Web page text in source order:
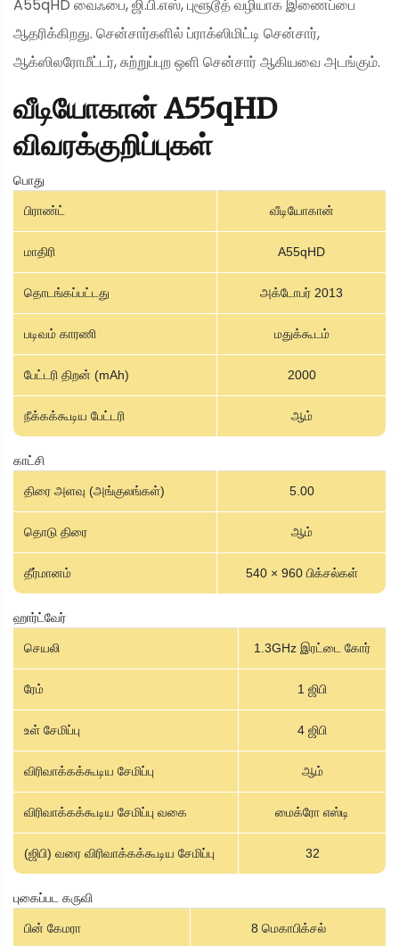
A55qHD வைஃபை, ஜி.பி.எஸ், புளூடூத் வழியாக இணைப்பை
ஆதரிக்கிறது. சென்சார்களில் ப்ராக்ஸிமிட்டி சென்சார்,
ஆக்ஸிலரோமீட்டர், சுற்றுப்புற ஒளி சென்சார் ஆகியவை அடங்கும்.
வீடியோகான் A55qHD
விவரக்குறிப்புகள்
பொது
பிராண்ட் வீடியோகான்
மாதிரி A55qHD
தொடங்கப்பட்டது அக்டோபர் 2013
படிவம் காரணி மதுக்கூடம்
பேட்டரி திறன் (mAh) 2000
நீக்கக்கூடிய பேட்டரி ஆம்
காட்சி
திரை அளவு (அங்குலங்கள்) 5.00
தொடு திரை ஆம்
தீர்மானம் 540 × 960 பிக்சல்கள்
ஹார்ட்வேர்
செயலி 1.3GHz இரட்டை கோர்
ரேம் 1 ஜிபி
உள் சேமிப்பு 4 ஜிபி
விரிவாக்கக்கூடிய சேமிப்பு ஆம்
விரிவாக்கக்கூடிய சேமிப்பு வகை மைக்ரோ எஸ்டி
(ஜிபி) வரை விரிவாக்கக்கூடிய சேமிப்பு 32
புகைப்பட கருவி
பின் கேமரா 8 மெகாபிக்சல்